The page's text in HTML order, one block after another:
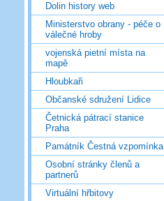
Dolin history web
Ministerstvo obrany - péče o
válečné hroby
vojenská pietní místa na
mapě
Hloubkaři
Občanské sdružení Lidice
Četnická pátrací stanice
Praha
Památník Čestná vzpomínka
Osobní stránky členů a
partnerů
Virtuální hřbitovy